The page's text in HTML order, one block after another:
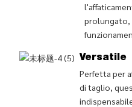
prolungato,
Versatile
Perfetta per
di taglio,